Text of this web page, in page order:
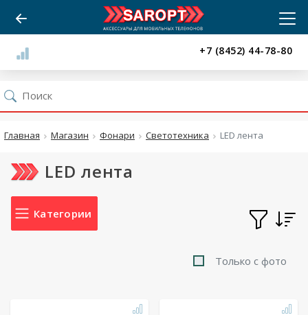
+7 (8452) 44-78-80
Главная Магазин Фонари Светотехника LED лента
LED лента
Категории
Только с фото